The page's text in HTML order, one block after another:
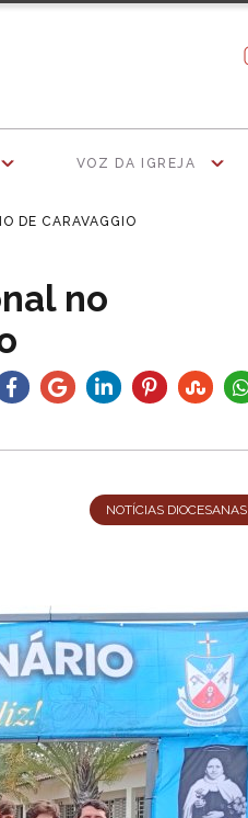
VOZ DA IGREJA
DE CARAVAGGIO
no
NOTÍCIAS DIOCESANAS